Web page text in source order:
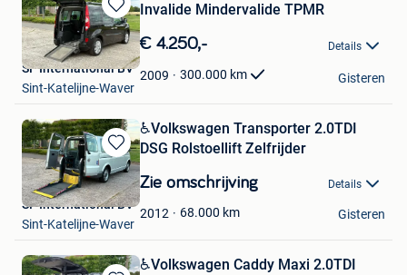
Bewaren
in
Mijn
Favorieten
Invalide Mindervalide TPMR
€ 4.250,- Details
2009 300.000 km
SF International BV
Sint-Katelijne-Waver
Gisteren
Bewaren
in
Mijn
Favorieten
️♿️Volkswagen Transporter 2.0TDI
DSG Rolstoellift Zelfrijder
Zie omschrijving Details
2012 68.000 km
SF International BV
Sint-Katelijne-Waver
Gisteren
️♿️Volkswagen Caddy Maxi 2.0TDI